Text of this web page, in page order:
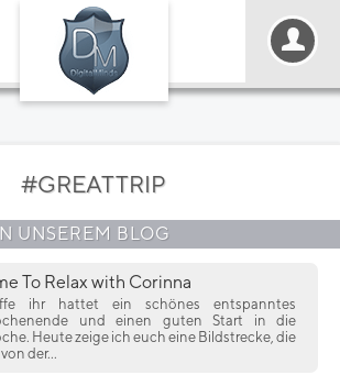
#GREATTRIP
UNSEREM BLOG
To Relax with Corinna
ihr hattet ein schönes entspanntes
und einen guten Start in die
Heute zeige ich euch eine Bildstrecke, die
der...